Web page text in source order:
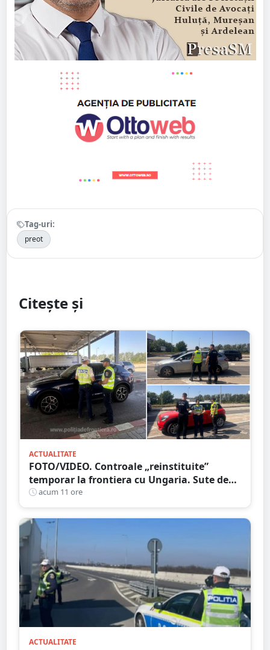
Tag-uri:
preot
Citește și
ACTUALITATE
FOTO/VIDEO. Controale „reinstituite”
temporar la frontiera cu Ungaria. Sute de
persoane și mașini, verificate în județul
Satu Mare
acum 11 ore
ACTUALITATE